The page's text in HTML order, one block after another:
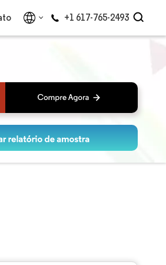
+1 617-765-2493